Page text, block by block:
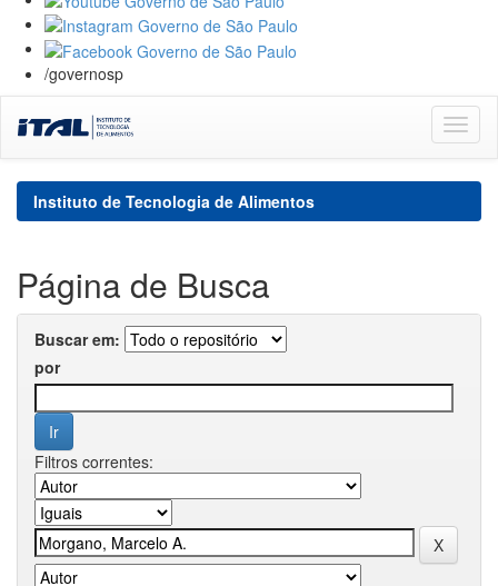
/governosp
navigation
Instituto de Tecnologia de Alimentos
Página de Busca
Buscar em:
por
Filtros correntes: